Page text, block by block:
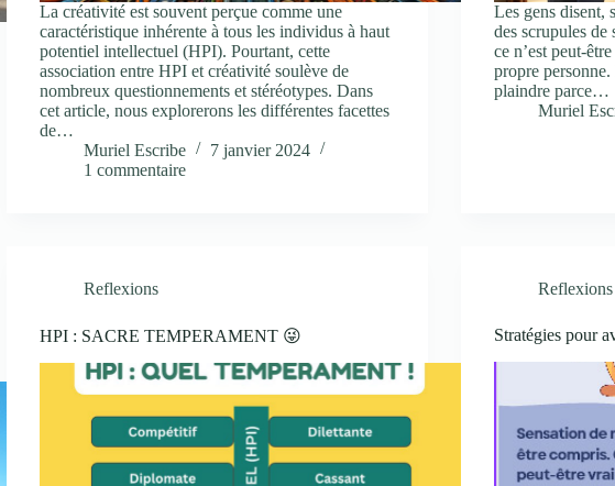
La créativité est souvent perçue comme une
caractéristique inhérente à tous les individus à haut
potentiel intellectuel (HPI). Pourtant, cette
association entre HPI et créativité soulève de
nombreux questionnements et stéréotypes. Dans
cet article, nous explorerons les différentes facettes
de…
Muriel Escribe
7 janvier 2024
1 commentaire
Les gens disent,
des scrupules de
ce n’est peut-
propre personne.
plaindre parce…
Muriel
Reflexions
HPI : SACRE TEMPERAMENT 😜
Reflexions
Stratégies pour